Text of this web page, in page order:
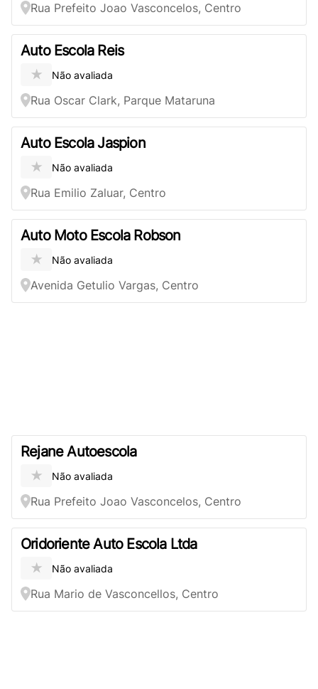
Rua Prefeito Joao Vasconcelos, Centro
Auto Escola Reis
★ Não avaliada
Rua Oscar Clark, Parque Mataruna
Auto Escola Jaspion
★ Não avaliada
Rua Emilio Zaluar, Centro
Auto Moto Escola Robson
★ Não avaliada
Avenida Getulio Vargas, Centro
Rejane Autoescola
★ Não avaliada
Rua Prefeito Joao Vasconcelos, Centro
Oridoriente Auto Escola Ltda
★ Não avaliada
Rua Mario de Vasconcellos, Centro